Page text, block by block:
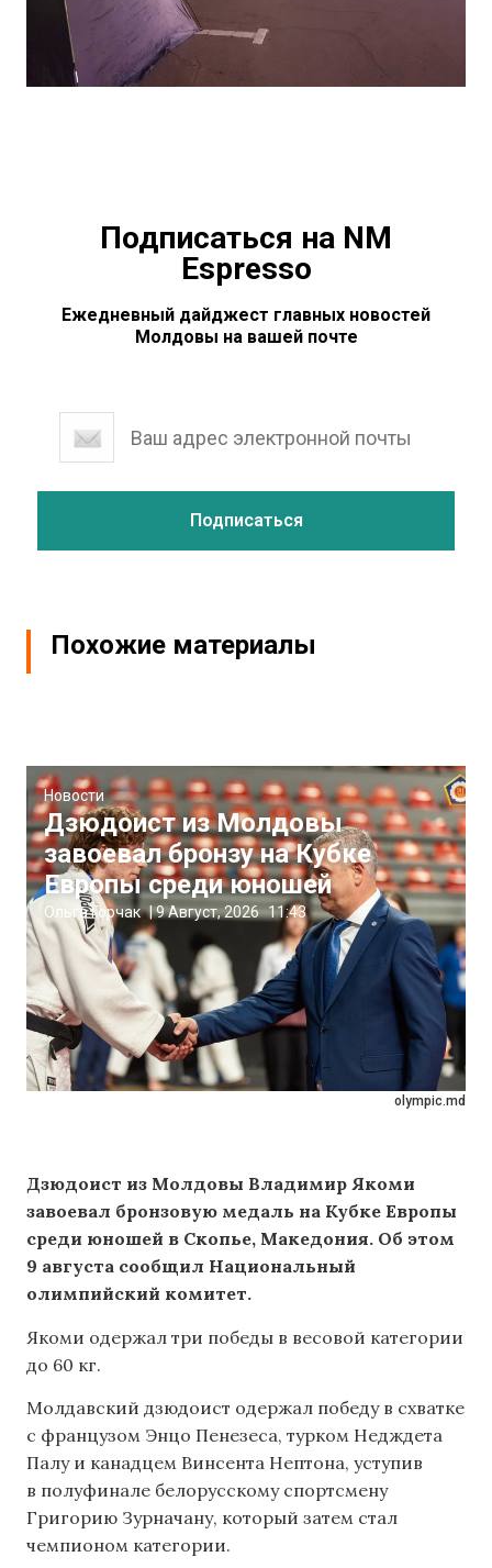
Подписаться на NM
Espresso
Ежедневный дайджест главных новостей
Молдовы на вашей почте
Похожие материалы
olympic.md
Новости
Дзюдоист из Молдовы
завоевал бронзу на Кубке
Европы среди юношей
Ольга Горчак |9 Август, 2026 11:43
Дзюдоист из Молдовы Владимир Якоми
завоевал бронзовую медаль на Кубке Европы
среди юношей в Скопье, Македония. Об этом
9 августа сообщил Национальный
олимпийский комитет.
Якоми одержал три победы в весовой категории
до 60 кг.
Молдавский дзюдоист одержал победу в схватке
с французом Энцо Пенезеса, турком Недждета
Палу и канадцем Винсента Нептона, уступив
в полуфинале белорусскому спортсмену
Григорию Зурначану, который затем стал
чемпионом категории.